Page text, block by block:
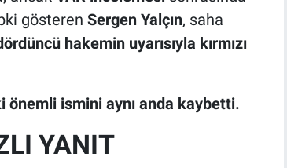
gösteren Sergen Yalçın, saha
hakemin uyarısıyla kırmızı
önemli ismini aynı anda kaybetti.
YANIT